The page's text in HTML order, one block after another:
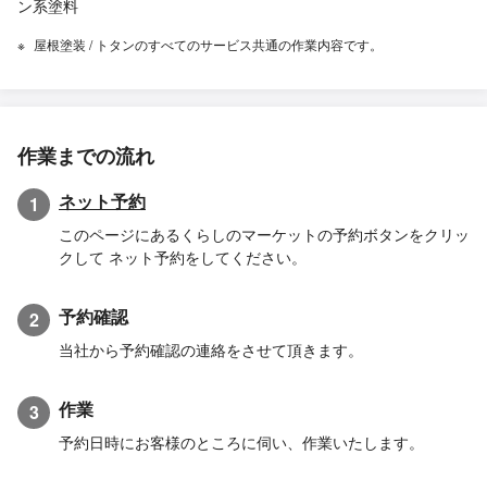
ン系塗料
屋根塗装 / トタンのすべてのサービス共通の作業内容です。
作業までの流れ
1 ネット予約
このページにあるくらしのマーケットの予約ボタンをクリッ
クして ネット予約をしてください。
2 予約確認
当社から予約確認の連絡をさせて頂きます。
3 作業
予約日時にお客様のところに伺い、作業いたします。